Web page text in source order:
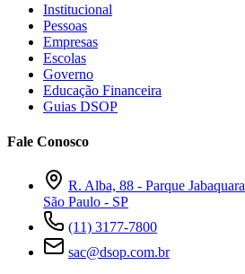
Institucional
Pessoas
Empresas
Escolas
Governo
Educação Financeira
Guias DSOP
Fale Conosco
R. Alba, 88 - Parque Jabaquara
São Paulo - SP
(11) 3177-7800
sac@dsop.com.br